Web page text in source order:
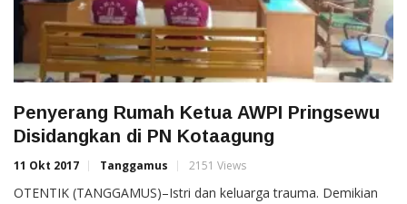
Penyerang Rumah Ketua AWPI Pringsewu
Disidangkan di PN Kotaagung
11 Okt 2017 Tanggamus 2151 Views
OTENTIK (TANGGAMUS)–Istri dan keluarga trauma. Demikian